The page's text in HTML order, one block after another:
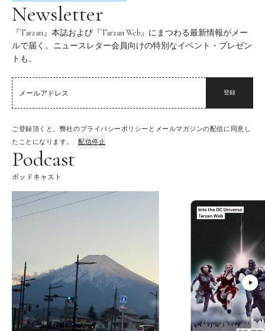
Newsletter
『Tarzan』本誌および『Tarzan Web』にまつわる最新情報がメー
ルで届く。ニュースレター会員向けの特別なイベント・プレゼン
トも。
登録
ご登録頂くと、弊社のプライバシーポリシーとメールマガジンの配信に同意し
たことになります。
配信停止
Podcast
ポッドキャスト